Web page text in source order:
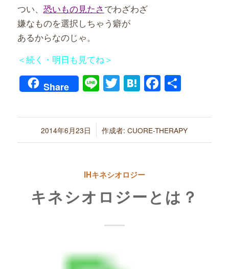
つい、 恐いもの見たさでわざわざ
嫌なものを選択しちゃう癖が
あるからなのじゃ。
＜続く・明日も見てね＞
Share LineTwitter
Hatena共
2014年6月23日
/ 作成者:CUORE-THERAPY
IHキネシオロジー
キネシオロジーとは？